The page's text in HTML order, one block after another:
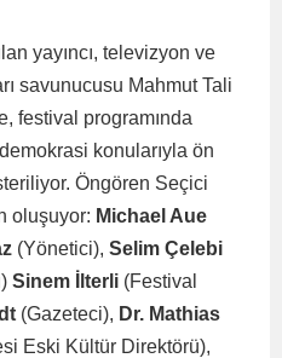
yayıncı, televizyon ve
savunucusu Mahmut Tali
festival programında
konularıyla ön
Öngören Seçici
oluşuyor: Michael Aue
(Yönetici), Selim Çelebi
Sinem İlterli (Festival
(Gazeteci), Dr. Mathias
Eski Kültür Direktörü),